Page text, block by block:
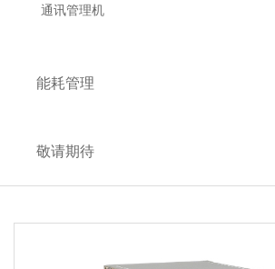
通讯管理机
能耗管理
敬请期待